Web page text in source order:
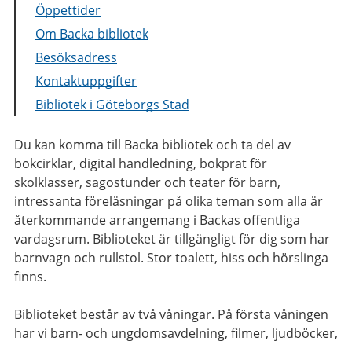
Öppettider
Om Backa bibliotek
Besöksadress
Kontaktuppgifter
Bibliotek i Göteborgs Stad
Du kan komma till Backa bibliotek och ta del av
bokcirklar, digital handledning, bokprat för
skolklasser, sagostunder och teater för barn,
intressanta föreläsningar på olika teman som alla är
återkommande arrangemang i Backas offentliga
vardagsrum. Biblioteket är tillgängligt för dig som har
barnvagn och rullstol. Stor toalett, hiss och hörslinga
finns.
Biblioteket består av två våningar. På första våningen
har vi barn- och ungdomsavdelning, filmer, ljudböcker,